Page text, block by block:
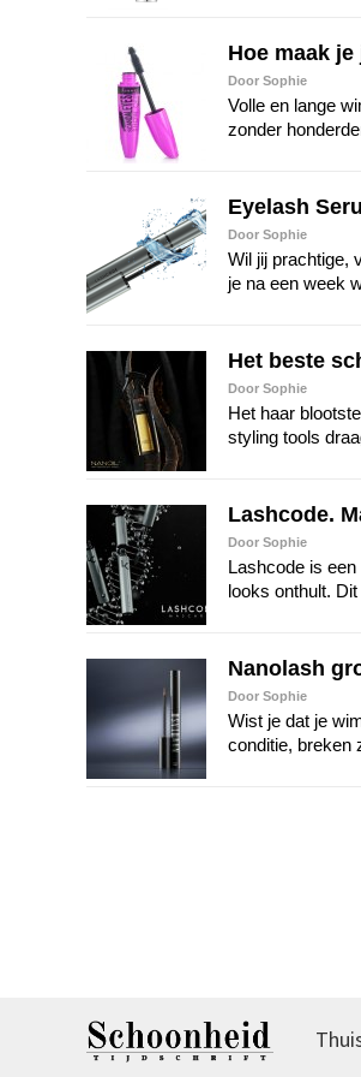
Hoe maak
Door Sophie
Volle en lange
zonder
Eyelash
Door Sophie
Wil jij prachtige,
je na een week
Het beste
Door Sophie
Het haar
styling tools
Lashcode.
Door Sophie
Lashcode is
looks onthult.
Nanolash
Door Sophie
Wist je dat je
conditie, breken